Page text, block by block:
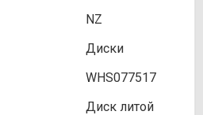
NZ
Диски
WHS077517
Диск литой